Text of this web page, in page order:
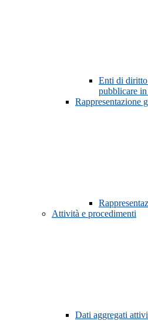
Enti di
pubblicare
Rappresentazione
Attività e procedimenti
Dati aggregati